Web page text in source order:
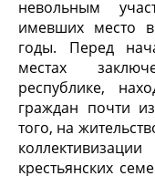
невольным
имевших место
годы. Перед
местах
республике,
граждан почти
того, на
крестьянских